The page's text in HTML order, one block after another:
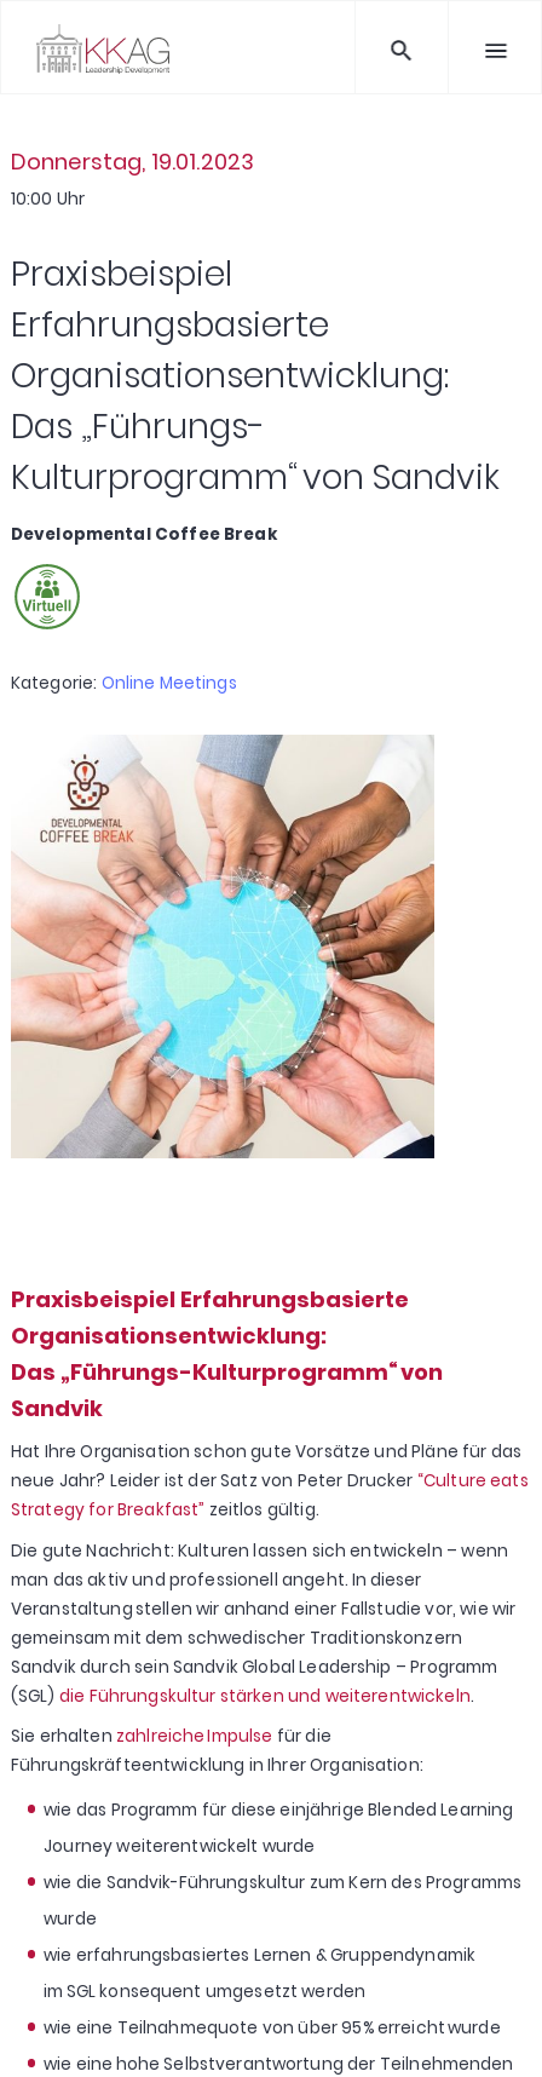
Praxisbeispiel
Erfahrungsbasierte
Organisationsentwicklung:
Das „Führungs-
Kulturprogramm“ von Sandvik
Donnerstag, 19.01.2023
10:00 Uhr
Developmental Coffee Break
Kategorie: Online Meetings
Praxisbeispiel Erfahrungsbasierte
Organisationsentwicklung:
Das „Führungs-Kulturprogramm“ von
Sandvik
Hat Ihre Organisation schon gute Vorsätze und Pläne für das
neue Jahr? Leider ist der Satz von Peter Drucker “Culture eats
Strategy for Breakfast” zeitlos gültig.
Die gute Nachricht: Kulturen lassen sich entwickeln – wenn
man das aktiv und professionell angeht. In dieser
Veranstaltung stellen wir anhand einer Fallstudie vor, wie wir
gemeinsam mit dem schwedischer Traditionskonzern
Sandvik durch sein Sandvik Global Leadership – Programm
(SGL) die Führungskultur stärken und weiterentwickeln.
Sie erhalten zahlreiche Impulse für die
Führungskräfteentwicklung in Ihrer Organisation:
wie das Programm für diese einjährige Blended Learning
Journey weiterentwickelt wurde
wie die Sandvik-Führungskultur zum Kern des Programms
wurde
wie erfahrungsbasiertes Lernen & Gruppendynamik
im SGL konsequent umgesetzt werden
wie eine Teilnahmequote von über 95% erreicht wurde
wie eine hohe Selbstverantwortung der Teilnehmenden